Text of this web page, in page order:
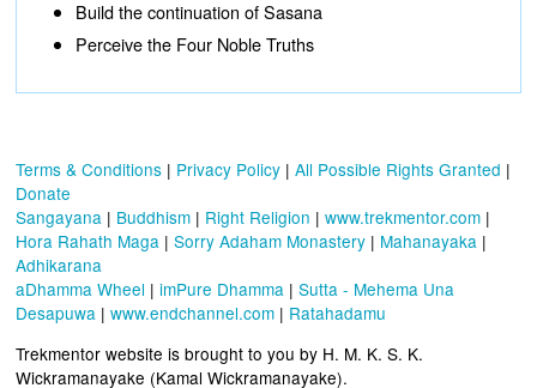
Build the continuation of Sasana
Perceive the Four Noble Truths
Terms & Conditions | Privacy Policy | All Possible Rights Granted |
Donate
Sangayana | Buddhism | Right Religion | www.trekmentor.com |
Hora Rahath Maga | Sorry Adaham Monastery | Mahanayaka |
Adhikarana
aDhamma Wheel | imPure Dhamma | Sutta - Mehema Una
Desapuwa | www.endchannel.com | Ratahadamu
Trekmentor website is brought to you by H. M. K. S. K.
Wickramanayake (Kamal Wickramanayake).